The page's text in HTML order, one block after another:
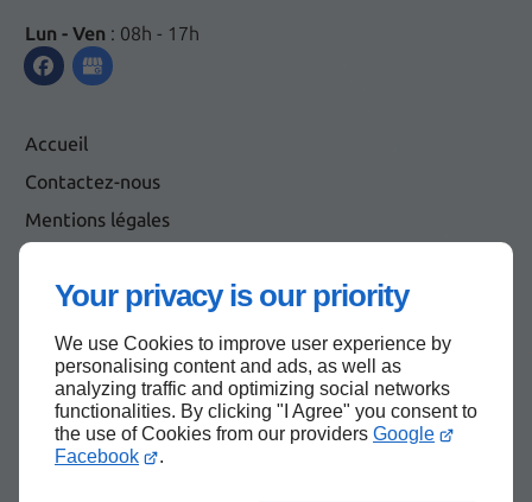
Your privacy is our priority
We use Cookies to improve user experience by
personalising content and ads, as well as
analyzing traffic and optimizing social networks
functionalities. By clicking "I Agree" you consent to
the use of Cookies from our providers Google
Facebook
.
Lun - Ven : 08h - 17h
Accueil
Contactez-nous
Mentions légales
Haut de page